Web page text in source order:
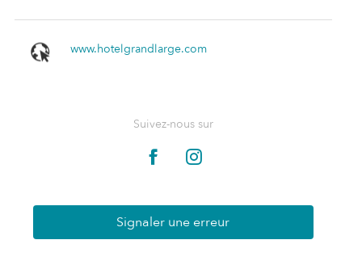
www.hotelgrandlarge.com
Suivez-nous sur
Signaler une erreur